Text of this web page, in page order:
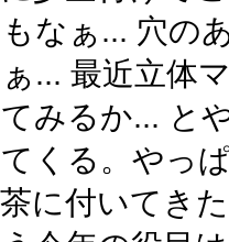
なぁ... 穴の
... 最近立体
みるか... と
くる。やっ
に付いてき